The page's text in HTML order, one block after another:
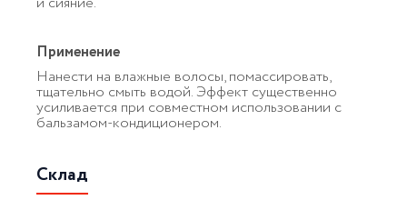
Применение
Нанести на влажные волосы, помассировать,
тщательно смыть водой. Эффект существенно
усиливается при совместном использовании с
бальзамом-кондиционером.
Склад